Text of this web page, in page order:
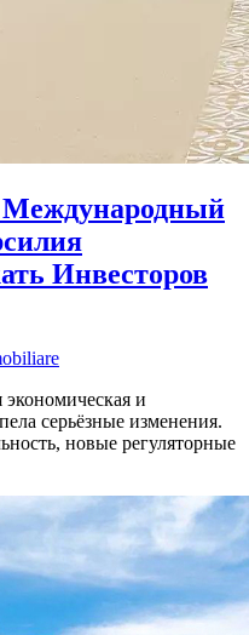
Инвесторов
и
серьёзные изменения.
новые регуляторные